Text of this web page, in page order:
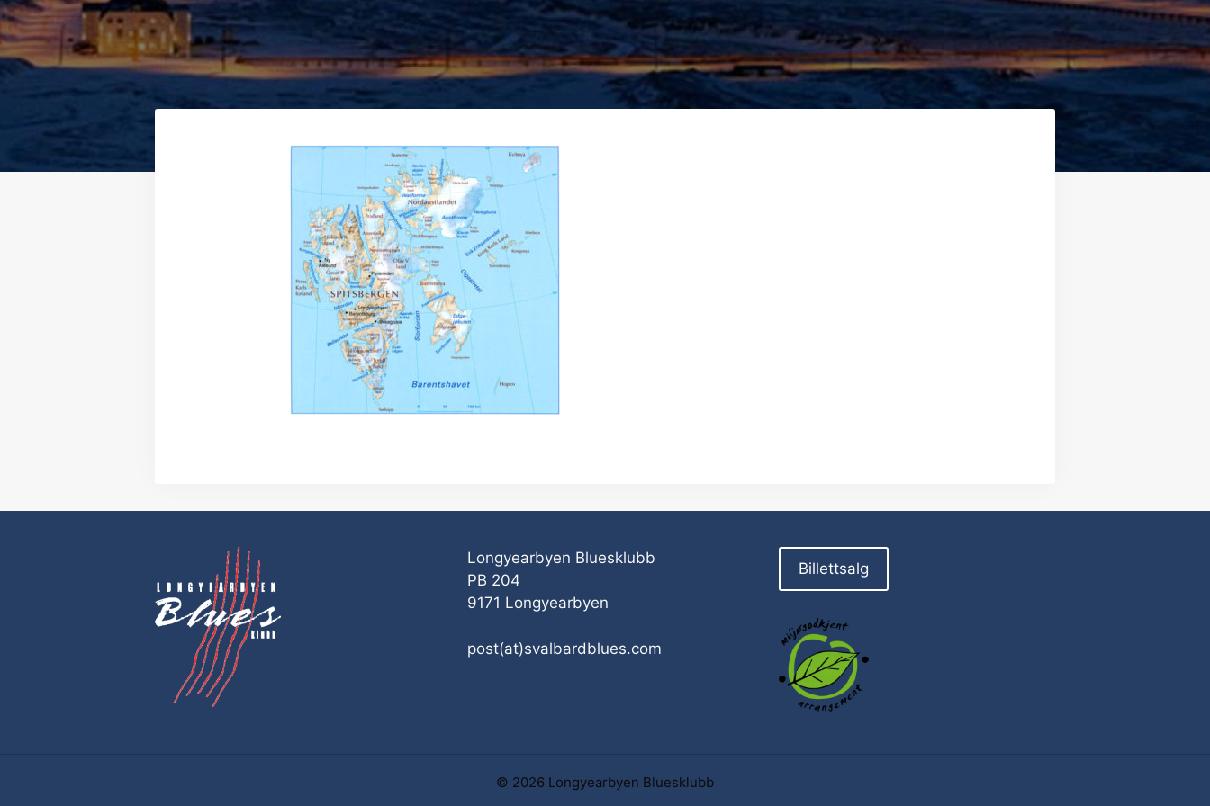
Longyearbyen Bluesklubb
PB 204
9171 Longyearbyen
post(at)svalbardblues.com
Billettsalg
© 2026 Longyearbyen Bluesklubb